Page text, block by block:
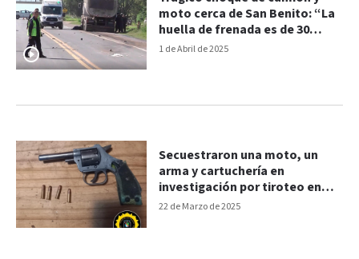
1 de Abril de 2025
moto cerca de San Benito: “La
huella de frenada es de 30
metros”
22 de Marzo de 2025
Secuestraron una moto, un
arma y cartuchería en
investigación por tiroteo en
Colonia Avellaneda